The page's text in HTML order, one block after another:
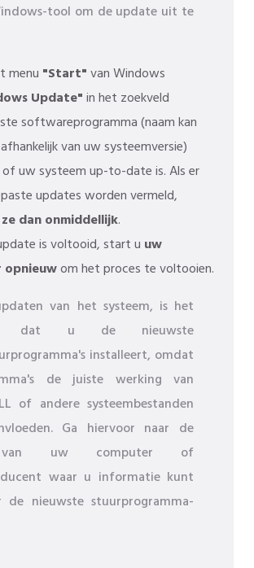
tool om de update uit te
menu "Start"van Windows
Update"in het zoekveld
softwareprogramma (naam kan
van uw systeemversie)
uw systeem up-to-date is. Als er
updates worden vermeld,
dan onmiddellijk.
is voltooid, start u uw
om het proces te voltooien.
van het systeem, is het
dat u de nieuwste
installeert, omdat
de juiste werking van
of andere systeembestanden
Ga hiervoor naar de
van uw computer of
waar u informatie kunt
de nieuwste stuurprogramma-